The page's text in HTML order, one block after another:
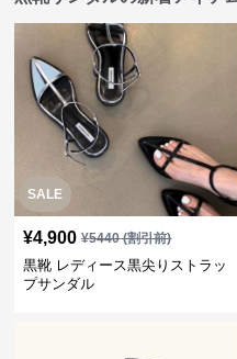
SALE
¥4,900 ¥5440(割引前)
黒靴 レディース黒尖りストラッ
プサンダル